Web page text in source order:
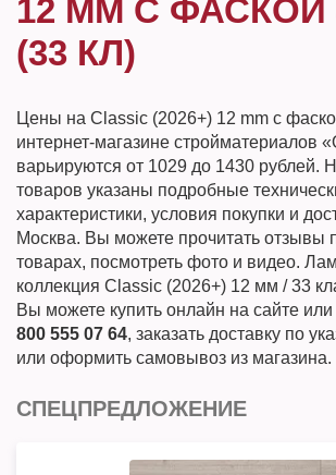
12 MM С ФАСКОЙ
(33 КЛ)
Цены на Classic (2026+) 12 mm с
интернет-магазине
варьируются от 1029 до 1430 рублей.
товаров указаны подробные
характеристики, условия покупки и
Москва. Вы можете прочитать отзывы
товарах, посмотреть фото и видео.
коллекция Classic (2026+) 12 мм / 33
Вы можете купить онлайн на сайте
800 555 07 64, заказать доставку по
или оформить самовывоз из магазина.
СПЕЦПРЕДЛОЖЕНИЕ